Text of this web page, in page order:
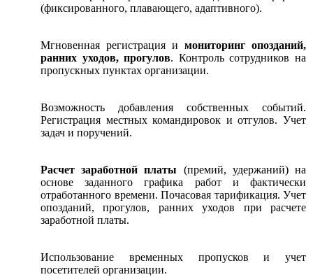
(фиксированного, плавающего, адаптивного).
Мгновенная регистрация и мониторинг опозданий,
ранних уходов, прогулов. Контроль сотрудников на
пропускных пунктах организации.
Возможность добавления собственных событий.
Регистрация местных командировок и отгулов. Учет
задач и поручений.
Расчет заработной платы (премий, удержаний) на
основе заданного графика работ и фактически
отработанного времени. Почасовая тарификация. Учет
опозданий, прогулов, ранних уходов при расчете
заработной платы.
Использование временных пропусков и учет
посетителей организации.